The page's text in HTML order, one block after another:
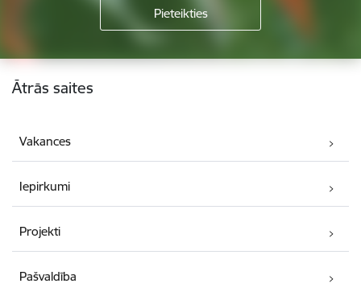
Kājene
Ātrās saites
Vakances
Iepirkumi
Projekti
Pašvaldība